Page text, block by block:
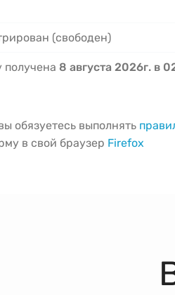
(свободен)
8 августа 2026г. в
обязуетесь выполнять
в свой браузер Firefox